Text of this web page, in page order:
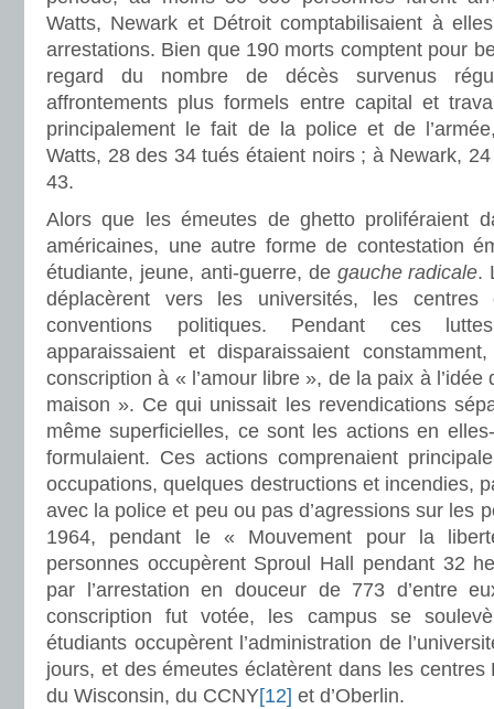
Watts, Newark et Détroit comptabilisaient à
arrestations. Bien que 190 morts comptent pour
regard du nombre de décès survenus
affrontements plus formels entre capital et
principalement le fait de la police et de
Watts, 28 des 34 tués étaient noirs ; à Newark,
43.
Alors que les émeutes de ghetto proliféraient
américaines, une autre forme de contestation
étudiante, jeune, anti-guerre, de gauche radicale.
déplacèrent vers les universités, les
conventions politiques. Pendant ces
apparaissaient et disparaissaient
conscription à « l’amour libre », de la paix à
maison ». Ce qui unissait les revendications
même superficielles, ce sont les actions en
formulaient. Ces actions comprenaient
occupations, quelques destructions et incendies,
avec la police et peu ou pas d’agressions sur les
1964, pendant le « Mouvement pour la
personnes occupèrent Sproul Hall pendant 32
par l’arrestation en douceur de 773 d’entre
conscription fut votée, les campus se
étudiants occupèrent l’administration de
jours, et des émeutes éclatèrent dans les centres
du Wisconsin, du CCNY[12] et d’Oberlin.